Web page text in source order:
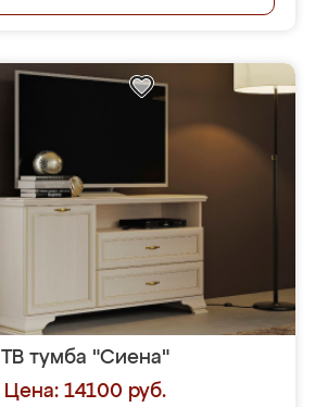
ТВ тумба "Сиена"
Цена: 14100 руб.